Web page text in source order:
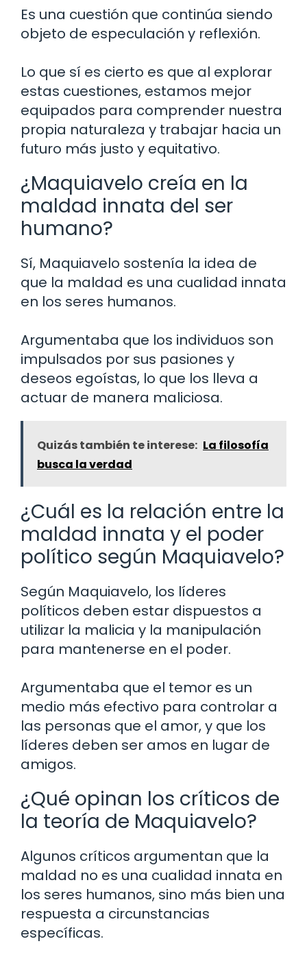
Es una cuestión que continúa siendo
objeto de especulación y reflexión.
Lo que sí es cierto es que al explorar
estas cuestiones, estamos mejor
equipados para comprender nuestra
propia naturaleza y trabajar hacia un
futuro más justo y equitativo.
¿Maquiavelo creía en la
maldad innata del ser
humano?
Sí, Maquiavelo sostenía la idea de
que la maldad es una cualidad innata
en los seres humanos.
Argumentaba que los individuos son
impulsados por sus pasiones y
deseos egoístas, lo que los lleva a
actuar de manera maliciosa.
Quizás también te interese: La filosofía
busca la verdad
¿Cuál es la relación entre la
maldad innata y el poder
político según Maquiavelo?
Según Maquiavelo, los líderes
políticos deben estar dispuestos a
utilizar la malicia y la manipulación
para mantenerse en el poder.
Argumentaba que el temor es un
medio más efectivo para controlar a
las personas que el amor, y que los
líderes deben ser amos en lugar de
amigos.
¿Qué opinan los críticos de
la teoría de Maquiavelo?
Algunos críticos argumentan que la
maldad no es una cualidad innata en
los seres humanos, sino más bien una
respuesta a circunstancias
específicas.